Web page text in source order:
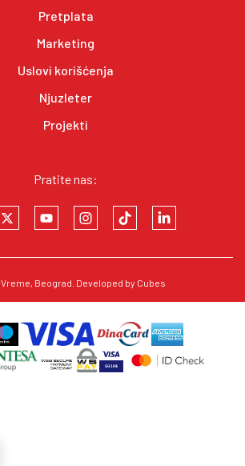
Pretplata
Marketing
Uslovi korišćenja
Njuzleter
Projekti
Pratite nas:
Vreme, Beograd. Developed by Cubes